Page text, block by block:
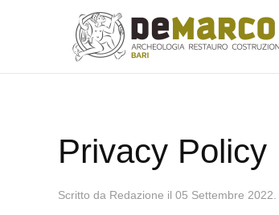
Skip to main content
Privacy Policy
Scritto da Redazione il 05 Settembre 2022